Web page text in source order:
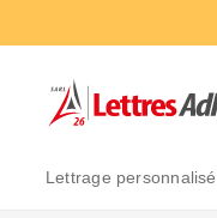
lettrage personnalisé